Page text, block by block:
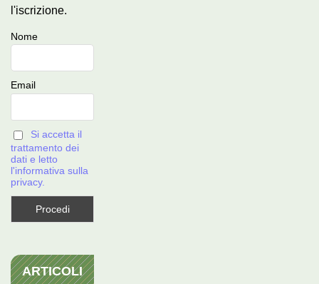
l'iscrizione.
Nome
Email
Si accetta il
trattamento dei
dati e letto
l'informativa sulla
privacy.
ARTICOLI